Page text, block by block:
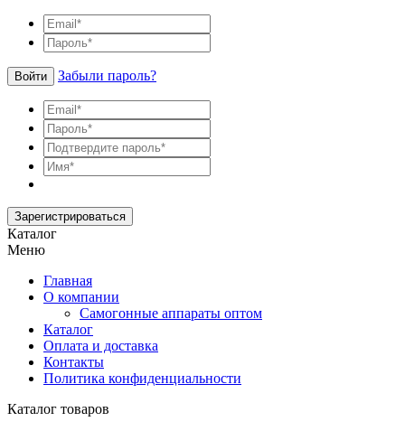
Войти Забыли пароль?
Зарегистрироваться
Каталог
Меню
Главная
О компании
Самогонные аппараты оптом
Каталог
Оплата и доставка
Контакты
Политика конфиденциальности
Каталог товаров